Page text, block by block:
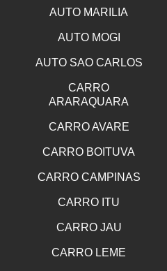
AUTO MARILIA
AUTO MOGI
AUTO SAO CARLOS
CARRO
ARARAQUARA
CARRO AVARE
CARRO BOITUVA
CARRO CAMPINAS
CARRO ITU
CARRO JAU
CARRO LEME